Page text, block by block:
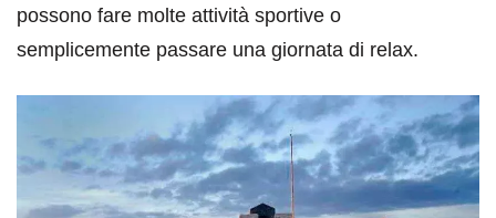
possono fare molte attività sportive o
semplicemente passare una giornata di relax.